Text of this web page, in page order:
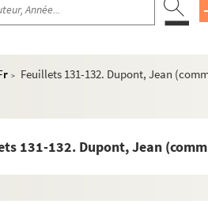
>
Feuillets 131-132. Dupont, Jean
131-132. Dupont, Jean
67. Duperrier, Charles-Philippe
68. Du Petit-Thouars, Abel-Aubert
76. Dupin. Lettre autographe signée à